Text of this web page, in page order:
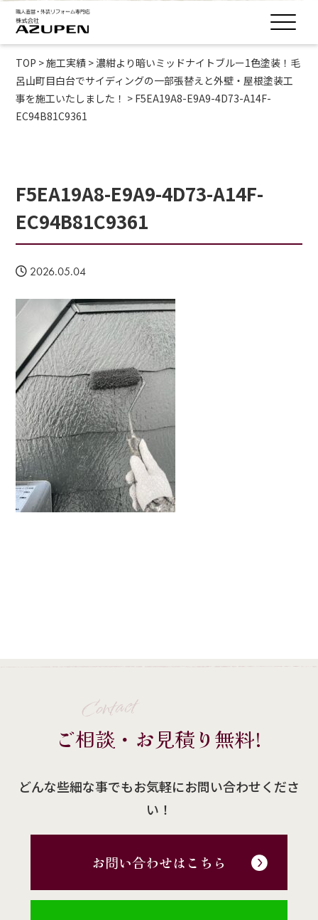
TOP >施工実績 > 濃紺より暗いミッドナイトブルー1色塗装！毛
呂山町目白台でサイディングの一部張替えと外壁・屋根塗装工
事を施工いたしました！ > F5EA19A8-E9A9-4D73-A14F-
EC94B81C9361
F5EA19A8-E9A9-4D73-A14F-
EC94B81C9361
2026.05.04
Contact
ご相談・お見積り無料!
どんな些細な事でもお気軽にお問い合わせくださ
い！
お問い合わせはこちら